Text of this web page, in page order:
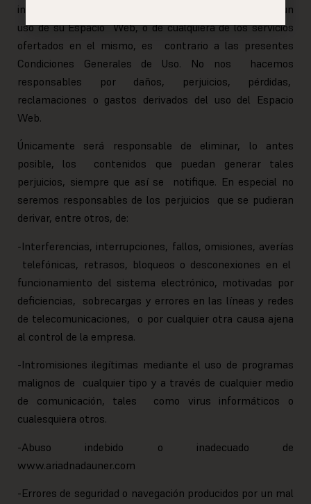
inmediato la relación con el Usuario, si se detecta que un
uso de su Espacio Web, o de cualquiera de los servicios
ofertados en el mismo, es contrario a las presentes
Condiciones Generales de Uso. No nos hacemos
responsables por daños, perjuicios, pérdidas,
reclamaciones o gastos derivados del uso del Espacio
Web.
Únicamente será responsable de eliminar, lo antes
posible, los contenidos que puedan generar tales
perjuicios, siempre que así se notifique. En especial no
seremos responsables de los perjuicios que se pudieran
derivar, entre otros, de:
-Interferencias, interrupciones, fallos, omisiones, averías
telefónicas, retrasos, bloqueos o desconexiones en el
funcionamiento del sistema electrónico, motivadas por
deficiencias, sobrecargas y errores en las líneas y redes
de telecomunicaciones, o por cualquier otra causa ajena
al control de la empresa.
-Intromisiones ilegítimas mediante el uso de programas
malignos de cualquier tipo y a través de cualquier medio
de comunicación, tales como virus informáticos o
cualesquiera otros.
-Abuso indebido o inadecuado de
www.ariadnadauner.com
-Errores de seguridad o navegación producidos por un mal